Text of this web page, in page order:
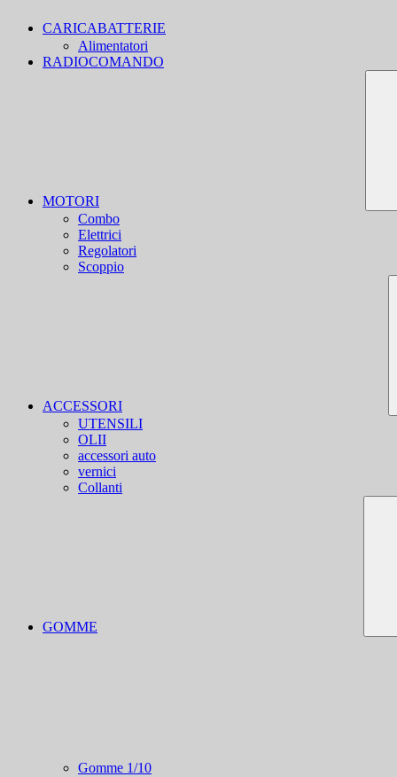
CARICABATTERIE
Alimentatori
RADIOCOMANDO
MOTORI
Combo
Elettrici
Regolatori
Scoppio
ACCESSORI
UTENSILI
OLII
accessori auto
vernici
Collanti
GOMME
Gomme 1/10